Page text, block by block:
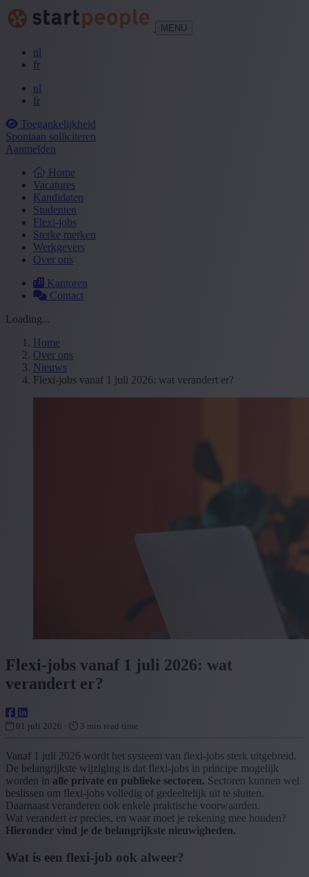
MENU
nl
fr
nl
fr
Toegankelijkheid
Spontaan solliciteren
Aanmelden
Home
Vacatures
Kandidaten
Studenten
Flexi-jobs
Sterke merken
Werkgevers
Over ons
Kantoren
Contact
Loading...
Home
Over ons
Nieuws
Flexi-jobs vanaf 1 juli 2026: wat verandert er?
Flexi-jobs vanaf 1 juli 2026: wat
verandert er?
01 juli 2026 · 3 min read time
Vanaf 1 juli 2026 wordt het systeem van flexi-jobs sterk uitgebreid.
De belangrijkste wijziging is dat flexi-jobs in principe mogelijk
worden in alle private en publieke sectoren. Sectoren kunnen wel
beslissen om flexi-jobs volledig of gedeeltelijk uit te sluiten.
Daarnaast veranderen ook enkele praktische voorwaarden.
Wat verandert er precies, en waar moet je rekening mee houden?
Hieronder vind je de belangrijkste nieuwigheden.
Wat is een flexi-job ook alweer?